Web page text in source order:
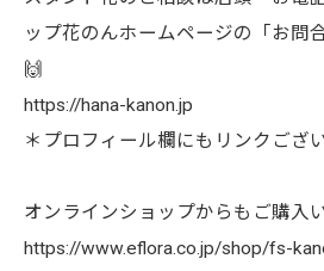
ップ花のんホームページの「お問
🙌
https://hana-kanon.jp
＊プロフィール欄にもリンクござ
オンラインショップからもご購入
https://www.eflora.co.jp/shop/fs-